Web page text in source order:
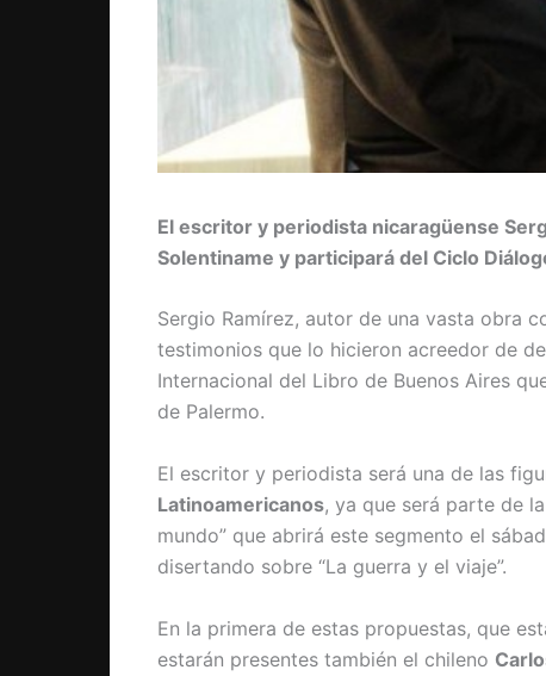
El escritor y periodista nicaragüense
Solentiname y participará del Ciclo
Sergio Ramírez, autor de una vasta obra
testimonios que lo hicieron acreedor de
Internacional del Libro de Buenos Aires
de Palermo.
El escritor y periodista será una de las
Latinoamericanos, ya que será parte de
mundo” que abrirá este segmento el
disertando sobre “La guerra y el viaje”.
En la primera de estas propuestas, que
estarán presentes también el chileno